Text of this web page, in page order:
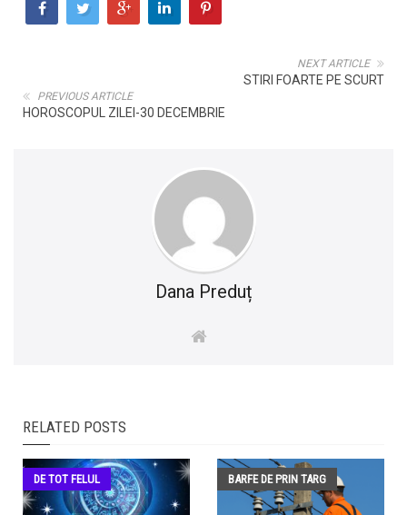
NEXT ARTICLE
STIRI FOARTE PE SCURT
PREVIOUS ARTICLE
HOROSCOPUL ZILEI-30 DECEMBRIE
Dana Preduț
RELATED POSTS
DE TOT FELUL BARFE DE PRIN TARG